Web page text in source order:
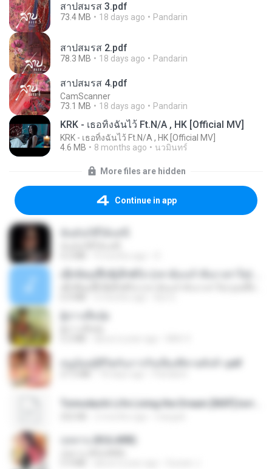
สาปสมรส 3.pdf
73.4 MB 18 days ago Pandarin
สาปสมรส 2.pdf
78.3 MB 18 days ago Pandarin
สาปสมรส 4.pdf
CamScanner
73.1 MB
18 days ago Pandarin
KRK - เธอทิ้งฉันไว้ Ft.N/A , HK [Official MV]
KRK - เธอทิ้งฉันไว้ Ft.N/A , HK [Official MV]
4.6 MB
8 months ago นวมินทร์
More files are hidden
Continue in app
หนูน้อยสู้ชีวิตกับภารกิจเลี้ยงพี่ชายทั้งห้า.pdf
กุหลาบ (KULARB)